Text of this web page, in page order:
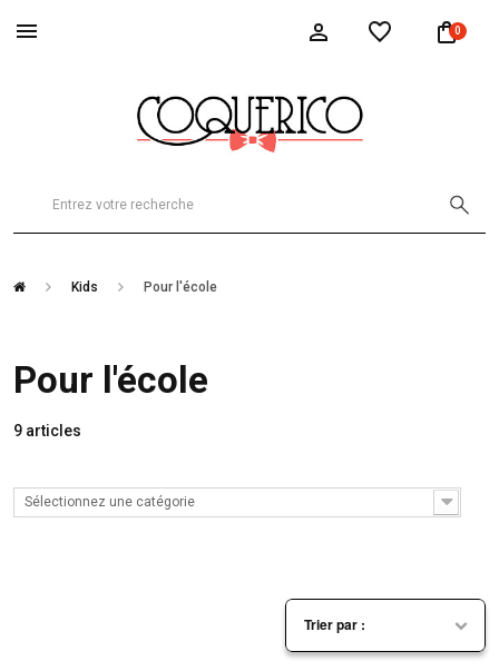
0
Kids Pour l'école
Pour l'école
9 articles
Sélectionnez une catégorie